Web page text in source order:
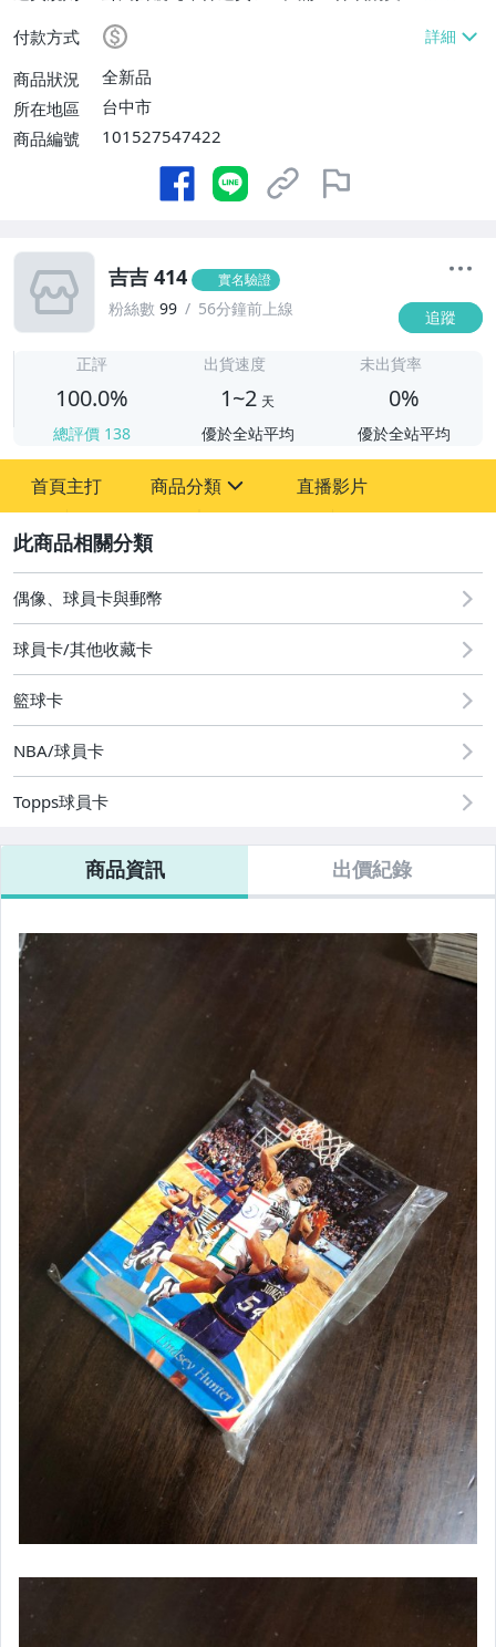
$9999免運費】
付款方式
商品狀況
全新品
所在地區
台中市
商品編號
101527547422
吉吉 414 實名驗證
粉絲數 99 56分鐘前上線 追蹤
正評
100.0%
總評價 138
出貨速度
1~2 天
優於全站平均
未出貨率
0%
優於全站平均
首頁主打 商品分類
偶像、球員卡與郵幣
直播影片
偶像、球員卡與郵幣
球員卡/其他收藏卡
籃球卡
NBA/球員卡
Topps球員卡
商品資訊 出價紀錄